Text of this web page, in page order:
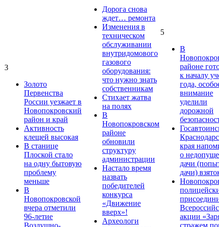
3
Золото
Первенства
России уезжает в
Новопокровский
район и край
Активность
клещей высокая
В станице
Плоской стало
на одну бытовую
проблему
меньше
В
Новопокровской
вчера отметили
96-летие
Воздушно-
Дорога снова
ждет… ремонта
Изменения в
техническом
обслуживании
внутридомового
газового
оборудования:
что нужно знать
собственникам
Стихает жатва
на полях
В
Новопокровском
районе
обновили
структуру
администрации
Настало время
назвать
победителей
конкурса
«Движение
вверх»!
Археологи
5
В
районе
к началу
года,
внимание
уделили
дорожной
края
о
дачи
дачи)
акции
стражем